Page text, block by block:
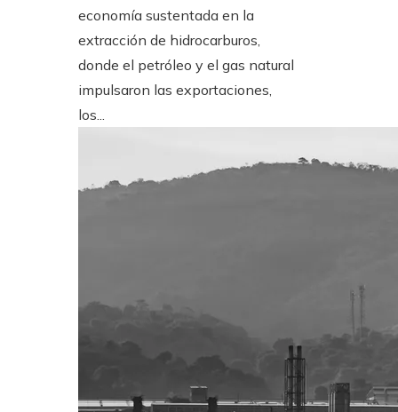
economía sustentada en la
extracción de hidrocarburos,
donde el petróleo y el gas natural
impulsaron las exportaciones,
los...